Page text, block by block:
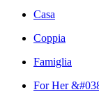
Casa
Coppia
Famiglia
For Her